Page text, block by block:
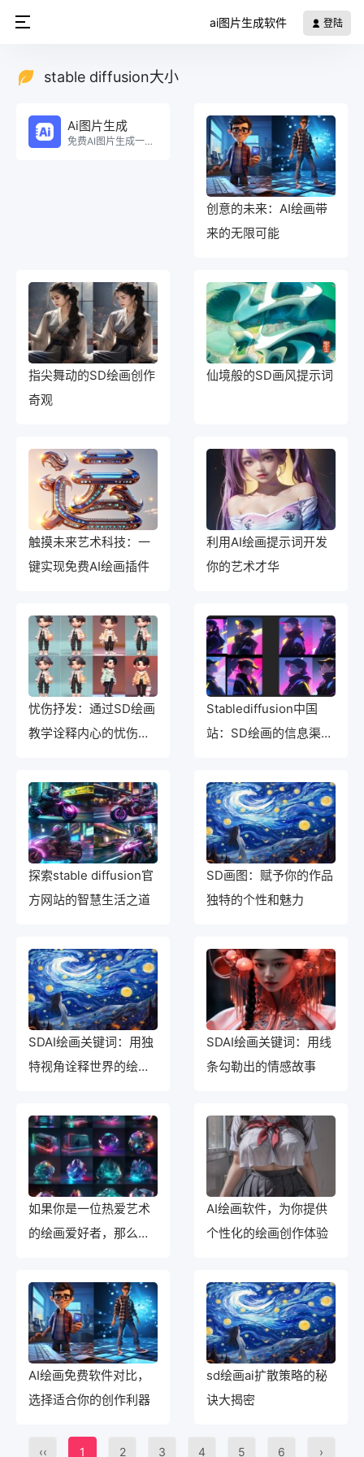
ai图片生成软件 登陆
stable diffusion大小
Ai图片生成
免费AI图片生成一键生成海报！。
创意的未来：AI绘画带
来的无限可能
指尖舞动的SD绘画创作
奇观
仙境般的SD画风提示词
触摸未来艺术科技：一
键实现免费AI绘画插件
利用AI绘画提示词开发
你的艺术才华
忧伤抒发：通过SD绘画
教学诠释内心的忧伤情
Stablediffusion中国
站：SD绘画的信息渠
探索stable diffusion官
方网站的智慧生活之道
SD画图：赋予你的作品
独特的个性和魅力
SDAI绘画关键词：用独
特视角诠释世界的绘画
SDAI绘画关键词：用线
条勾勒出的情感故事
如果你是一位热爱艺术
的绘画爱好者，那么今
非常专业而实用的书籍
－MJ绘画创作灵感。现
在你有机会免费获得
它！
AI绘画软件，为你提供
个性化的绘画创作体验
AI绘画免费软件对比，
选择适合你的创作利器
sd绘画ai扩散策略的秘
诀大揭密
‹‹ 1 2 3 4 5 6 ›